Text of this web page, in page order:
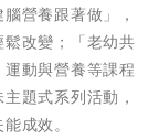
營養跟著做」，
改變；「老幼共
動與營養等課程
題式系列活動，
成效。